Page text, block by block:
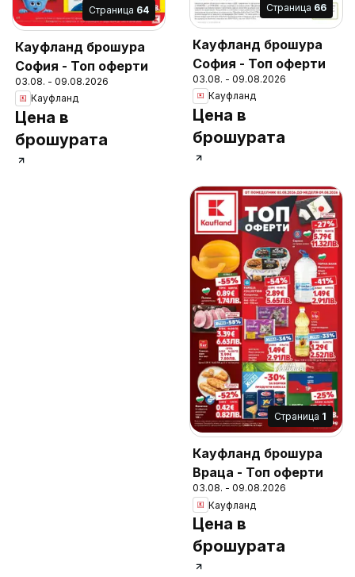
Cтраница 64
Кауфланд брошура
София - Топ оферти
03.08. - 09.08.2026
Кауфланд
Цена в
брошурата
Cтраница 66
Кауфланд брошура
София - Топ оферти
03.08. - 09.08.2026
Кауфланд
Цена в
брошурата
Cтраница 1
Кауфланд брошура
Враца - Топ оферти
03.08. - 09.08.2026
Кауфланд
Цена в
брошурата